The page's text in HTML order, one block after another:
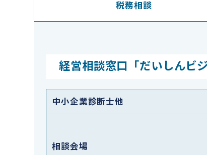
税務相談
経営相談窓口「だいしんビ
中小企業診断士他
相談会場